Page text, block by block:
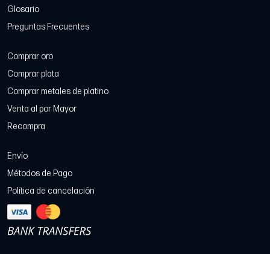
Glosario
Preguntas Frecuentes
Comprar oro
Comprar plata
Comprar metales de platino
Venta al por Mayor
Recompra
Envío
Métodos de Pago
Política de cancelación